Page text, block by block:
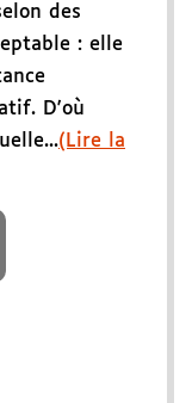
des
: elle
D'où
(Lire la